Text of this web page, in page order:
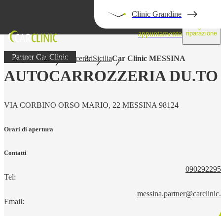
appuntamento riparazione
Clinic Grandine
Car ClinicI nostri centriSiciliaCar Clinic MESSINA
Partner Car Clinic
AUTOCARROZZERIA DU.TO
VIA CORBINO ORSO MARIO, 22 MESSINA 98124
Orari di apertura
Contatti
Tel:
Email: